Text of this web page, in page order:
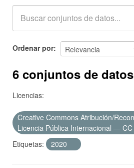
Ordenar por
6 conjuntos de
Licencias:
Creative Commons Atribución/
Licencia Pública Internacional — CC
Etiquetas:
2020